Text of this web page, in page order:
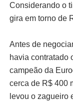
Considerando o
gira em torno de
Antes de
havia contratado
campeão da
cerca de R$ 400
levou o zagueiro